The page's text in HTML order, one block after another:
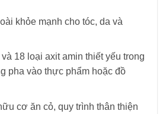
khỏe mạnh cho tóc, da và
18 loại axit amin thiết yếu trong
pha vào thực phẩm hoặc đồ
cơ ăn cỏ, quy trình thân thiện